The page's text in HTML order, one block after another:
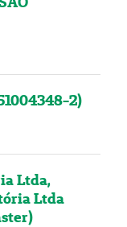
2)
Ltda,
Ltda